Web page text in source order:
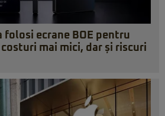
folosi ecrane BOE pentru
costuri mai mici, dar și riscuri